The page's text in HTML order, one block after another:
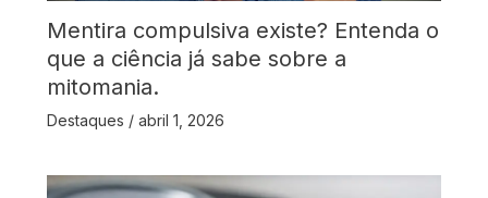
Mentira compulsiva existe? Entenda o
que a ciência já sabe sobre a
mitomania.
Destaques / abril 1, 2026